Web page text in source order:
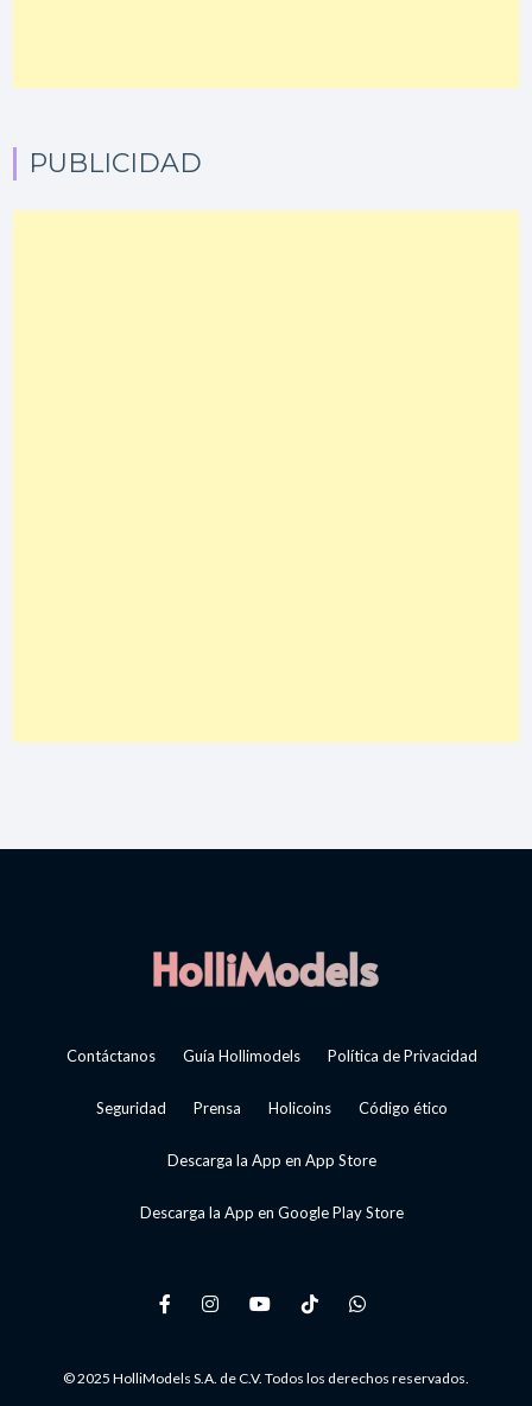
PUBLICIDAD
Contáctanos Guía Hollimodels Política de Privacidad
Seguridad Prensa Holicoins Código ético
Descarga la App en App Store
Descarga la App en Google Play Store
© 2025 HolliModels S.A. de C.V. Todos los derechos reservados.